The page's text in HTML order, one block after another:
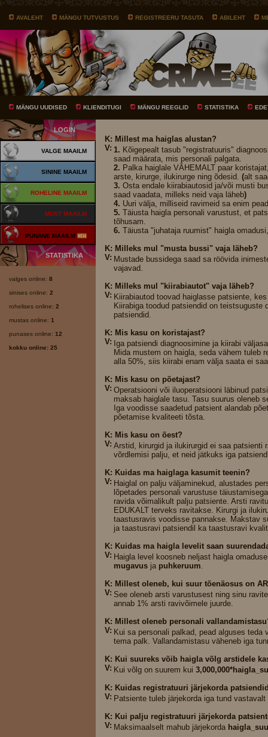
AVALEHT MÄNGU TUTVUSTUS REGISTREERU TASUTA ABILEHT
MÄNGU UUDISED KLIENDITUGI MÄNGU REEGLID STATISTIKA
LOGIN
VALGE MAAILM
SININE MAAILM
ROHELINE MAAILM
MUST MAAILM
PUNANE MAAILM
STATISTIKA
valges online: 8
sinises online: 2
rohelises online: 2
mustas online: 1
punases online: 12
kokku online: 25
K: Millest ma haiglas alustan?
V: 1. Kõigepealt tasub "registratuuris"
saad määrata, mis personali palgata.
2. Palka haiglale VÄHEMALT paar
arste, kirurge, ilukirurge ning õdesid. (alt
3. Osta endale kiirabiautosid ja/või musti
saad vaadata, milleks neid vaja läheb)
4. Uuri välja, milliseid ravimeid sa enim
5. Täiusta haigla personali varustust, et
tõhusam.
6. Täiusta "juhataja ruumist" haigla
K: Milleks mul "musta bussi" vaja läheb?
V: Mustade bussidega saad sa röövida
vajavad.
K: Milleks mul "kiirabiautot" vaja läheb?
V: Kiirabiautod toovad haiglasse patsiente,
Kiirabiga toodud patsiendid on teistsuguste
patsiendid.
K: Mis kasu on koristajast?
V: Iga patsiendi diagnoosimine ja kiirabi
Mida mustem on haigla, seda vähem tuleb
alla 50%, siis kiirabi enam välja saata ei
K: Mis kasu on põetajast?
V: Operatsiooni või iluoperatsiooni läbinud
maksab haiglale tasu. Tasu suurus oleneb
Iga voodisse saadetud patsient alandab
põetamise kvaliteeti tõsta.
K: Mis kasu on õest?
V: Arstid, kirurgid ja ilukirurgid ei saa patsienti
võrdlemisi palju, et neid jätkuks iga
K: Kuidas ma haiglaga kasumit teenin?
V: Haiglal on palju väljaminekud, alustades
lõpetades personali varustuse
ravida võimalikult palju patsiente. Arsti
EDUKALT terveks ravitakse. Kirurgi ja
taastusravis voodisse pannakse. Makstav
ja taastusravi patsiendil ka taastusravi
K: Kuidas ma haigla levelit saan
V: Haigla level koosneb neljast haigla
mugavus ja puhkeruum.
K: Millest oleneb, kui suur tõenäosus on
V: See oleneb arsti varustusest ning sinu
annab 1% arsti ravivõimele juurde.
K: Millest oleneb personali
V: Kui sa personali palkad, pead alguses
tema palk. Vallandamistasu väheneb iga
K: Kui suureks võib haigla võlg arstidele
V: Kui võlg on suurem kui
K: Kuidas registratuuri järjekorda
V: Patsiente tuleb järjekorda iga tund
K: Kui palju registratuuri järjekorda
V: Maksimaalselt mahub järjekorda